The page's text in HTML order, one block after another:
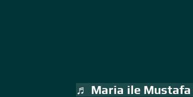
♬ Maria ile Mustafa